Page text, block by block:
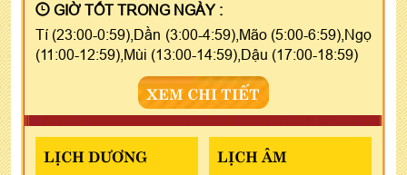
GIỜ TỐT TRONG NGÀY :
Tí (23:00-0:59),Dần (3:00-4:59),Mão (5:00-6:59),Ngọ
(11:00-12:59),Mùi (13:00-14:59),Dậu (17:00-18:59)
XEM CHI TIẾT
LỊCH DƯƠNG LỊCH ÂM